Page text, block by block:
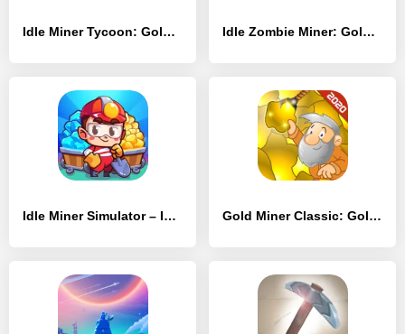
Idle Miner Tycoon: Gold & Cash Idle Zombie Miner: Gold Tycoon
Idle Miner Simulator – Idle Gold Tycoon Gold Miner Classic: Gold Rush